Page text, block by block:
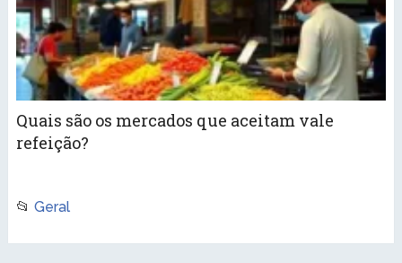
Quais são os mercados que aceitam vale
refeição?
📂 Geral